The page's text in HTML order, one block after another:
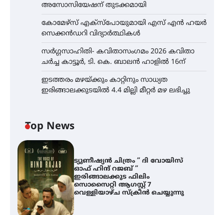
അസോസിയേഷന് തുടക്കമായി
കോമേഴ്സ് എക്സ്പോയുമായി എസ് എൻ ഹയർ
സെക്കൻഡറി വിദ്യാർത്ഥികൾ
സർഗ്ഗസാഹിതി- കവിതാസംഗമം 2026 കവിതാ
ചർച്ച കാട്ടൂർ, ടി. കെ. ബാലൻ ഹാളിൽ 16ന്
ഇടത്തരം മഴയ്ക്കും കാറ്റിനും സാധ്യത
ഇരിങ്ങാലക്കുടയിൽ 4.4 മില്ലി മീറ്റർ മഴ ലഭിച്ചു
Top News
ട്യുണീഷ്യൻ ചിത്രം ” ദി വോയിസ്
ഓഫ് ഹിന്ദ് റജബ് ”
ഇരിങ്ങാലക്കുട ഫിലിം
സൊസൈറ്റി ആഗസ്റ്റ് 7
വെള്ളിയാഴ്ച സ്‌ക്രീൻ ചെയ്യുന്നു